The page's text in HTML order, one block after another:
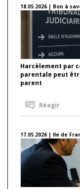
18.05.2026 | Bon à
Harcèlement par
parentale peut
parent
Réagir
17.05.2026 | Ile de